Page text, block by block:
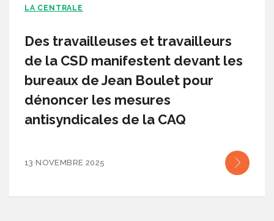
LA CENTRALE
Des travailleuses et travailleurs
de la CSD manifestent devant les
bureaux de Jean Boulet pour
dénoncer les mesures
antisyndicales de la CAQ
13 NOVEMBRE 2025